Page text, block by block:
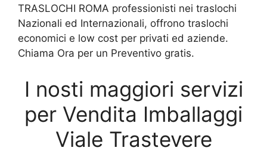
TRASLOCHI ROMA professionisti nei traslochi
Nazionali ed Internazionali, offrono traslochi
economici e low cost per privati ed aziende.
Chiama Ora per un Preventivo gratis.
I nosti maggiori servizi
per Vendita Imballaggi
Viale Trastevere